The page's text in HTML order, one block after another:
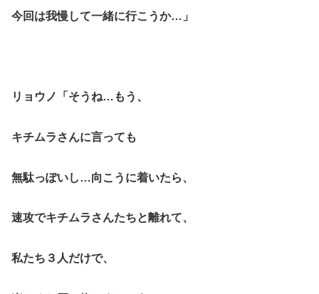
今回は我慢して一緒に行こうか…」
リョウノ「そうね…もう、
キチムラさんに言っても
無駄っぽいし…向こうに着いたら、
速攻でキチムラさんたちと離れて、
私たち３人だけで、